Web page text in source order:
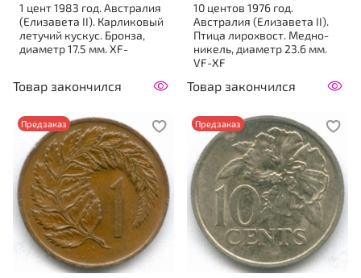
1 цент 1983 год. Австралия
(Елизавета II). Карликовый
летучий кускус. Бронза,
диаметр 17.5 мм. XF-
Товар закончился
10 центов 1976 год.
Австралия (Елизавета II).
Птица лирохвост. Медно-
никель, диаметр 23.6 мм.
VF-XF
Товар закончился
Предзаказ Предзаказ